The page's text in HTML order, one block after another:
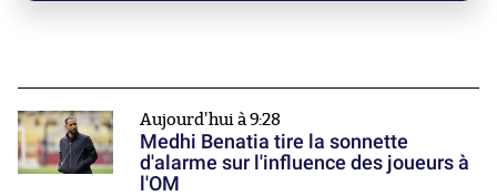
Aujourd'hui à 9:28
Medhi Benatia tire la sonnette
d'alarme sur l'influence des joueurs à
l'OM